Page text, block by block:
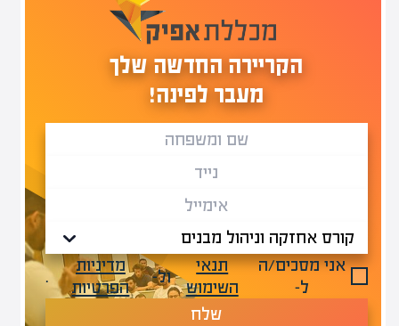
הקריירה החדשה שלך
מעבר לפינה!
אני מסכים/ה
ל-
תנאי
השימוש
ול-
מדיניות
הפרטיות
.
שלח